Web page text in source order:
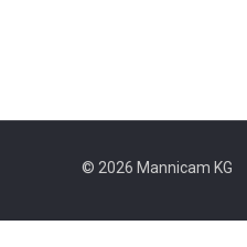
© 2026 Mannicam KG